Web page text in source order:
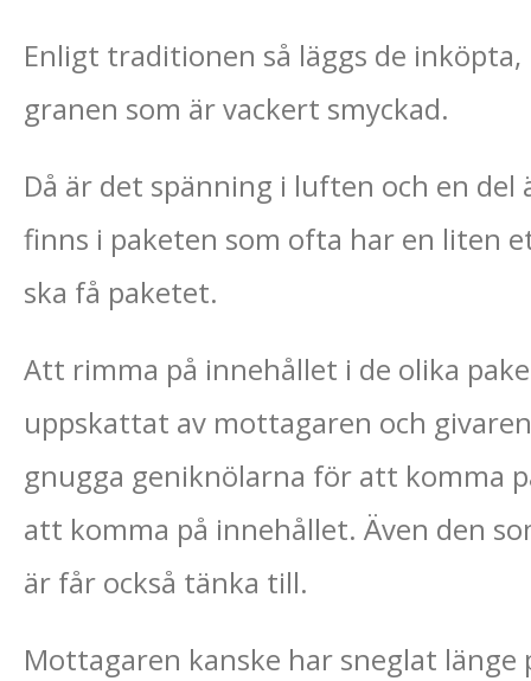
Enligt traditionen så läggs de
granen som är vackert smyckad.
Då är det spänning i luften och en
finns i paketen som ofta har en liten
ska få paketet.
Att rimma på innehållet i de olika
uppskattat av mottagaren och
gnugga geniknölarna för att komma
att komma på innehållet. Även den
är får också tänka till.
Mottagaren kanske har sneglat länge